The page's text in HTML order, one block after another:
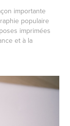
importante
populaire
imprimées
et à la